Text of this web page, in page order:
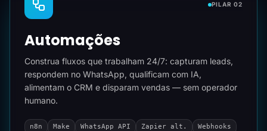
PILAR 02
Automações
Construa fluxos que trabalham 24/7: capturam leads,
respondem no WhatsApp, qualificam com IA,
alimentam o CRM e disparam vendas — sem operador
humano.
n8n Make WhatsApp API Zapier alt. Webhooks